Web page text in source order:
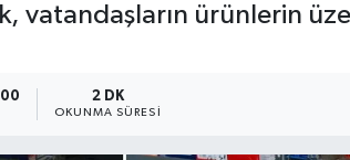
vatandaşların ürünlerin
2 DK
OKUNMA SÜRESI